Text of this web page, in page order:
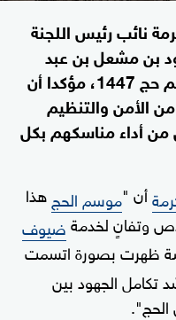
نائب رئيس اللجنة
بن مشعل بن عبد
العزيز، مساء الجمعة، نجاح موسم حج 1447، مؤكدا أن
الأمن والتنظيم
أداء مناسكهم بكل
أن "موسم الحجهذا
وتفانٍ لخدمةضيوف
ظهرت بصورة اتسمت
تكامل الجهود بين